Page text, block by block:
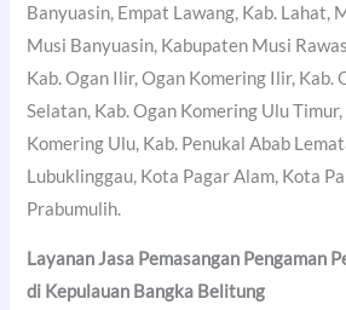
Banyuasin, Empat Lawang, Kab. Lahat,
Musi Banyuasin, Kabupaten Musi
Kab. Ogan Ilir, Ogan Komering Ilir, Kab.
Selatan, Kab. Ogan Komering Ulu
Komering Ulu, Kab. Penukal Abab
Lubuklinggau, Kota Pagar Alam, Kota
Prabumulih.
Layanan Jasa Pemasangan Pengaman
di Kepulauan Bangka Belitung